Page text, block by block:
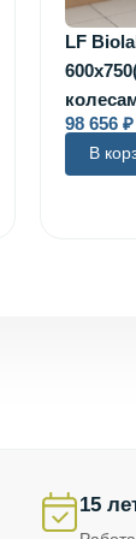
LF
98 656 ₽
В
15